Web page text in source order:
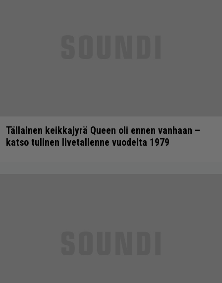
Tällainen keikkajyrä Queen oli ennen vanhaan –
katso tulinen livetallenne vuodelta 1979